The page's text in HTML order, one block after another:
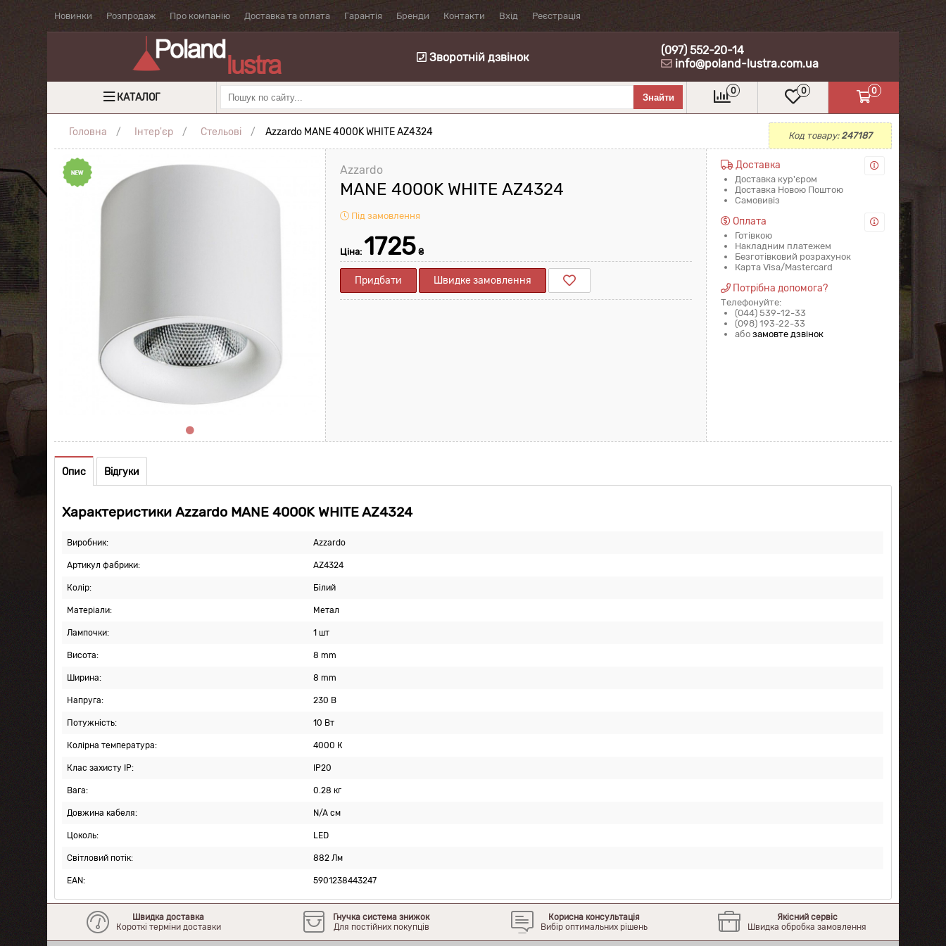
Новинки Розпродаж Про компанію Доставка та оплата Гарантія Бренди Контакти Вхід Реєстрація
Зворотній дзвінок
(097) 552-20-14
info@poland-lustra.com.ua
КАТАЛОГ
0 0 0
Головна Інтер'єр Стельові Azzardo MANE 4000K WHITE AZ4324 Код товару:247187
Azzardo
MANE 4000K WHITE AZ4324
Під замовлення
Ціна: 1725 ₴
Придбати Швидке замовлення
Доставка
Доставка кур'єром
Доставка Новою Поштою
Самовивіз
Оплата
Готівкою
Накладним платежем
Безготівковий розрахунок
Карта Visa/Mastercard
Потрібна допомога?
Телефонуйте:
(044) 539-12-33
(098) 193-22-33
або замовте дзвінок
Опис Відгуки
Характеристики Azzardo MANE 4000K WHITE AZ4324
Виробник: Azzardo
Артикул фабрики: AZ4324
Колір: Білий
Матеріали: Метал
Лампочки: 1 шт
Висота: 8 mm
Ширина: 8 mm
Напруга: 230 В
Потужність: 10 Вт
Колірна температура: 4000 К
Клас захисту IP: IP20
Вага: 0.28 кг
Довжина кабеля: N/A см
Цоколь: LED
Світловий потік: 882 Лм
EAN: 5901238443247
Швидка доставка
Короткі терміни доставки
Гнучка система знижок
Для постійних покупців
Корисна консультація
Вибір оптимальних рішень
Якісний сервіс
Швидка обробка замовлення